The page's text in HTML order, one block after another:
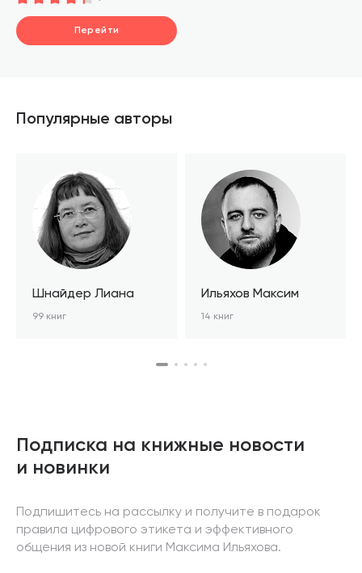
Перейти
Популярные авторы
Шнайдер Лиана
99 книг
Ильяхов Максим
14 книг
Подписка на книжные новости
и новинки
Подпишитесь на рассылку и получите в подарок
правила цифрового этикета и эффективного
общения из новой книги Максима Ильяхова.